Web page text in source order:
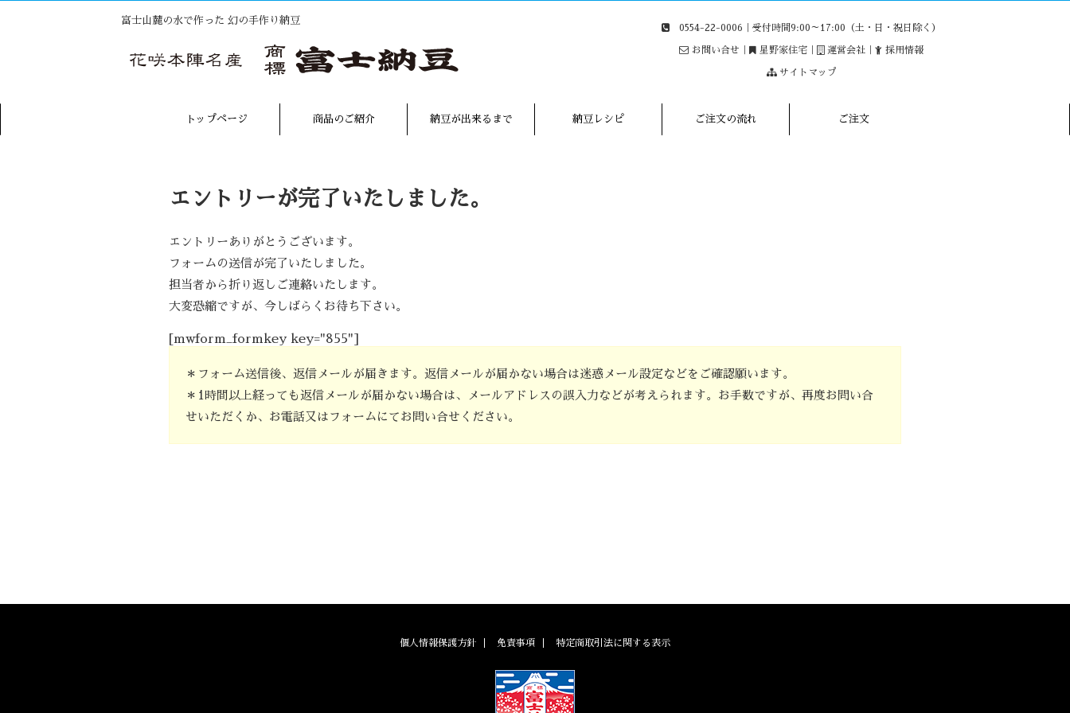
富士山麓の水で作った 幻の手作り納豆
0554-22-0006｜受付時間9:00～17:00（土・日・祝日除く）
お問い合せ 星野家住宅 運営会社 採用情報
サイトマップ
トップページ 商品のご紹介 納豆が出来るまで 納豆レシピ ご注文の流れ ご注文
エントリーが完了いたしました。
エントリーありがとうございます。
フォームの送信が完了いたしました。
担当者から折り返しご連絡いたします。
大変恐縮ですが、今しばらくお待ち下さい。
[mwform_formkey key="855"]
＊フォーム送信後、返信メールが届きます。返信メールが届かない場合は迷惑メール設定などをご確認願います。
＊1時間以上経っても返信メールが届かない場合は、メールアドレスの誤入力などが考えられます。お手数ですが、再度お問い合
せいただくか、お電話又はフォームにてお問い合せください。
個人情報保護方針 免責事項 特定商取引法に関する表示